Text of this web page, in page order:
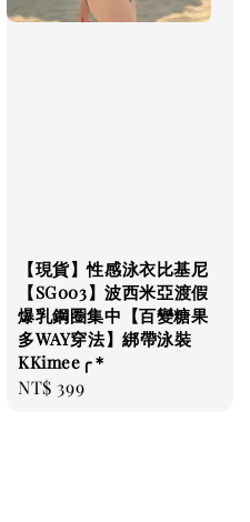
【現貨】性感泳衣比基尼
【SG003】波西米亞渡假
爆乳鋼圈集中【百變糖果
多WAY穿法】綁帶泳裝
KKimee╭＊
Regular
NT$ 399